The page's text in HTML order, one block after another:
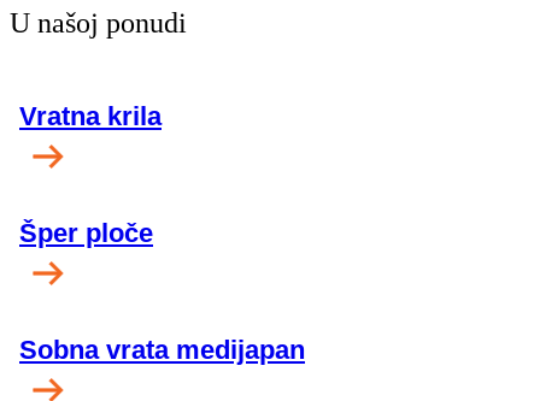
U našoj ponudi
Vratna krila
Šper ploče
Sobna vrata medijapan